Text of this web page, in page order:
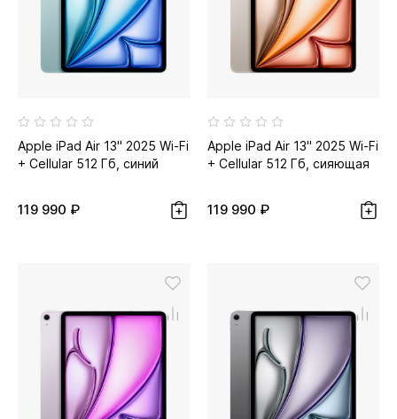
Apple iPad Air 13" 2025 Wi-Fi
+ Cellular 512 Гб, синий
119 990 ₽
Apple iPad Air 13" 2025 Wi-Fi
+ Cellular 512 Гб, сияющая
119 990 ₽